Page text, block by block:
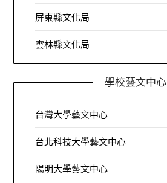
屏東縣文化局
雲林縣文化局
學校藝文中心
台灣大學藝文中心
台北科技大學藝文中心
陽明大學藝文中心